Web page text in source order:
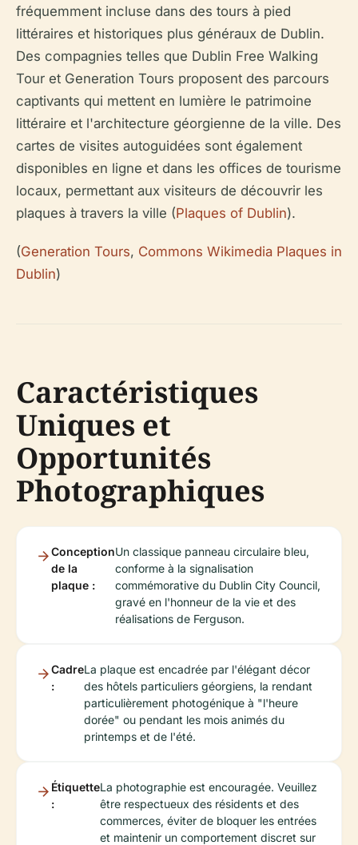
fréquemment incluse dans des tours à pied
littéraires et historiques plus généraux de Dublin.
Des compagnies telles que Dublin Free Walking
Tour et Generation Tours proposent des parcours
captivants qui mettent en lumière le patrimoine
littéraire et l'architecture géorgienne de la ville. Des
cartes de visites autoguidées sont également
disponibles en ligne et dans les offices de tourisme
locaux, permettant aux visiteurs de découvrir les
plaques à travers la ville (Plaques of Dublin).
(Generation Tours, Commons Wikimedia Plaques in
Dublin)
Caractéristiques
Uniques et
Opportunités
Photographiques
Conception
de la
plaque :
Un classique panneau circulaire bleu,
conforme à la signalisation
commémorative du Dublin City Council,
gravé en l'honneur de la vie et des
réalisations de Ferguson.
Cadre
:
La plaque est encadrée par l'élégant décor
des hôtels particuliers géorgiens, la rendant
particulièrement photogénique à "l'heure
dorée" ou pendant les mois animés du
printemps et de l'été.
Étiquette
:
La photographie est encouragée. Veuillez
être respectueux des résidents et des
commerces, éviter de bloquer les entrées
et maintenir un comportement discret sur